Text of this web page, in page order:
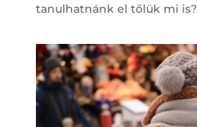
tanulhatnánk el tőlük mi is?